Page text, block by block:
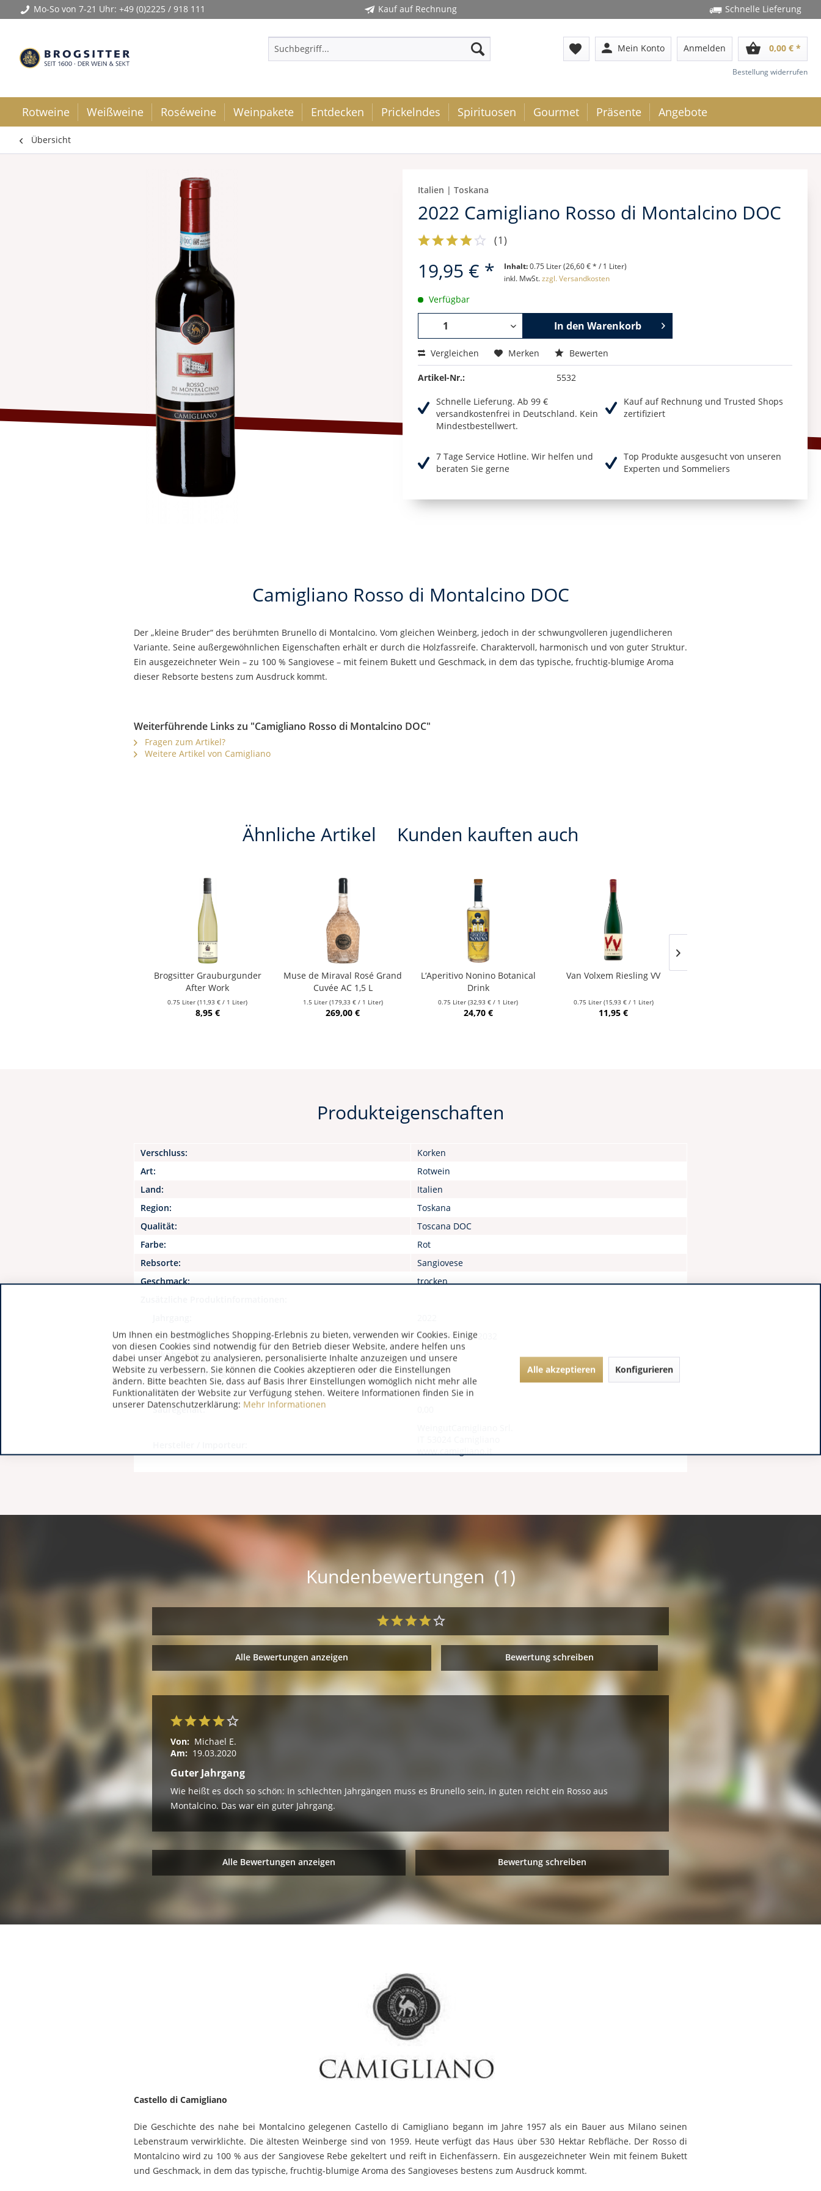
Mo-So von 7-21 Uhr: +49 (0)2225 / 918 111 Kauf auf Rechnung Schnelle Lieferung
favorite person Mein Konto Anmelden shopping_basket 0,00 € *
Bestellung widerrufen
Rotweine Weißweine Roséweine Weinpakete Entdecken Prickelndes Spirituosen Gourmet Präsente Angebote
Übersicht
Italien | Toskana
2022 Camigliano Rosso di Montalcino DOC
(1)
19,95 € * Inhalt:0.75 Liter (26,60 € * / 1 Liter)
inkl. MwSt.zzgl. Versandkosten
Verfügbar
In den Warenkorb
Vergleichen Merken Bewerten
Artikel-Nr.: 5532
Schnelle Lieferung. Ab 99 €
versandkostenfrei in Deutschland. Kein
Mindestbestellwert.
Kauf auf Rechnung und Trusted Shops
zertifiziert
7 Tage Service Hotline. Wir helfen und
beraten Sie gerne
Top Produkte ausgesucht von unseren
Experten und Sommeliers
Camigliano Rosso di Montalcino DOC
Der „kleine Bruder“ des berühmten Brunello di Montalcino. Vom gleichen Weinberg, jedoch in der schwungvolleren jugendlicheren
Variante. Seine außergewöhnlichen Eigenschaften erhält er durch die Holzfassreife. Charaktervoll, harmonisch und von guter Struktur.
Ein ausgezeichneter Wein – zu 100 % Sangiovese – mit feinem Bukett und Geschmack, in dem das typische, fruchtig-blumige Aroma
dieser Rebsorte bestens zum Ausdruck kommt.
Weiterführende Links zu "Camigliano Rosso di Montalcino DOC"
Fragen zum Artikel?
Weitere Artikel von Camigliano
Ähnliche Artikel Kunden kauften auch
Brogsitter Grauburgunder
After Work
0.75 Liter(11,93 € / 1 Liter)
8,95 €
Muse de Miraval Rosé Grand
Cuvée AC 1,5 L
1.5 Liter (179,33 € / 1 Liter)
269,00 €
L‘Aperitivo Nonino Botanical
Drink
0.75 Liter(32,93 € / 1 Liter)
24,70 €
Van Volxem Riesling VV
0.75 Liter (15,93 € / 1 Liter)
11,95 €
Produkteigenschaften
Verschluss:
Korken
Art:
Rotwein
Land:
Italien
Region:
Toskana
Qualität:
Toscana DOC
Farbe:
Rot
Rebsorte:
Sangiovese
Geschmack:
trocken
Lagerfähigkeit:
Lagerfähig bis 2032
Alkoholgehalt:
0,00
Art / Bezeichnung:
580
Restzucker:
0,00
Säuregehalt:
www.camigliano.it
Kundenbewertungen (1)
Alle Bewertungen anzeigen Bewertung schreiben
Von: Michael E.
Am: 19.03.2020
Guter Jahrgang
Wie heißt es doch so schön: In schlechten Jahrgängen muss es Brunello sein, in guten reicht ein Rosso aus
Montalcino. Das war ein guter Jahrgang.
Alle Bewertungen anzeigen Bewertung schreiben
Castello di Camigliano
Die Geschichte des nahe bei Montalcino gelegenen Castello di Camigliano begann im Jahre 1957 als ein Bauer aus Milano seinen
Lebenstraum verwirklichte. Die ältesten Weinberge sind von 1959. Heute verfügt das Haus über 530 Hektar Rebfläche. Der Rosso di
Montalcino wird zu 100 % aus der Sangiovese Rebe gekeltert und reift in Eichenfässern. Ein ausgezeichneter Wein mit feinem Bukett
und Geschmack, in dem das typische, fruchtig-blumige Aroma des Sangioveses bestens zum Ausdruck kommt.
Um Ihnen ein bestmögliches Shopping-Erlebnis zu bieten, verwenden wir Cookies. Einige
von diesen Cookies sind notwendig für den Betrieb dieser Website, andere helfen uns
dabei unser Angebot zu analysieren, personalisierte Inhalte anzuzeigen und unsere
Website zu verbessern. Sie können die Cookies akzeptieren oder die Einstellungen
ändern. Bitte beachten Sie, dass auf Basis Ihrer Einstellungen womöglich nicht mehr alle
Funktionalitäten der Website zur Verfügung stehen. Weitere Informationen finden Sie in
unserer Datenschutzerklärung: Mehr Informationen
Alle akzeptieren Konfigurieren